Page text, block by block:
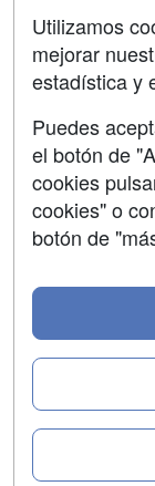
Contactar
Aviso legal
Copyleft
Utilizamos
mejorar
estadística y
Puedes
el botón de
cookies
cookies" o
botón de